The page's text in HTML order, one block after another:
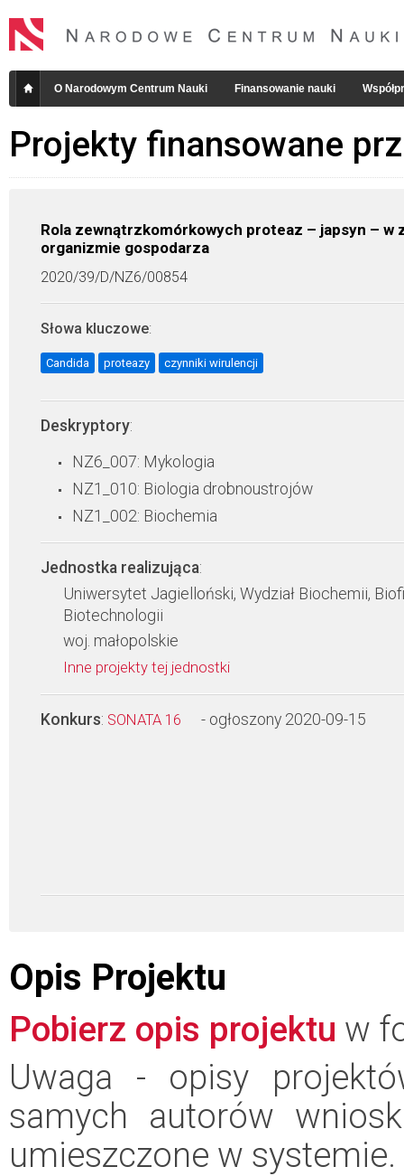
O Narodowym Centrum Nauki Finansowanie nauki
Projekty finansowane
Rola zewnątrzkomórkowych proteaz – japsyn – w
organizmie gospodarza
2020/39/D/NZ6/00854
Słowa kluczowe:
Candida proteazy czynniki wirulencji
Deskryptory:
NZ6_007: Mykologia
NZ1_010: Biologia drobnoustrojów
NZ1_002: Biochemia
Jednostka realizująca:
Uniwersytet Jagielloński, Wydział Biochemii,
Biotechnologii
woj. małopolskie
Inne projekty tej jednostki
Konkurs: SONATA 16 - ogłoszony 2020-09-15
Opis Projektu
Pobierz opis projektu w
Uwaga - opisy
samych autorów
umieszczone w systemie.